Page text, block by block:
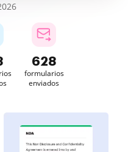
628
formularios
enviados